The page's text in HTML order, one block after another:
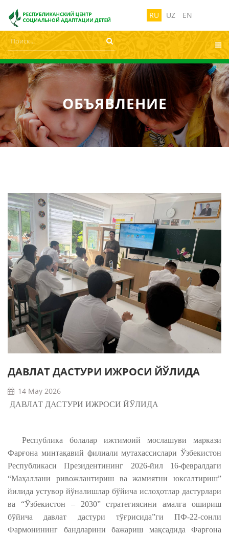
Вкл Изображения:Выкл
RU UZ EN
ОБЪЯВЛЕНИЕ
ДАВЛАТ ДАСТУРИ ИЖРОСИ ЙЎЛИДА
14 May 2026
ДАВЛАТ ДАСТУРИ ИЖРОСИ ЙЎЛИДА
Республика болалар ижтимоий мослашуви маркази
Фарғона минтақавий филиали мутахассислари Ўзбекистон
Республикаси Президентининг 2026-йил 16-февралдаги
“Маҳаллани ривожлантириш ва жамиятни юксалтириш”
йилида устувор йўналишлар бўйича ислоҳотлар дастурлари
ва “Ўзбекистон – 2030” стратегиясини амалга ошириш
бўйича давлат дастури тўғрисида”ги ПФ-22-сонли
Фармонининг бандларини бажариш мақсадида Фарғона